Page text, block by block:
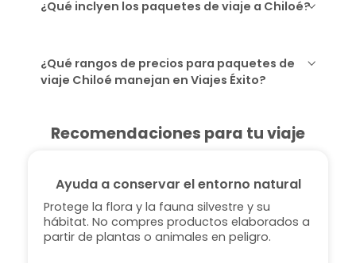
¿Qué inclyen los paquetes de viaje a Chiloé?
¿Qué rangos de precios para paquetes de
viaje Chiloé manejan en Viajes Éxito?
Recomendaciones para tu viaje
Ayuda a conservar el entorno natural
Protege la flora y la fauna silvestre y su
hábitat. No compres productos elaborados a
partir de plantas o animales en peligro.